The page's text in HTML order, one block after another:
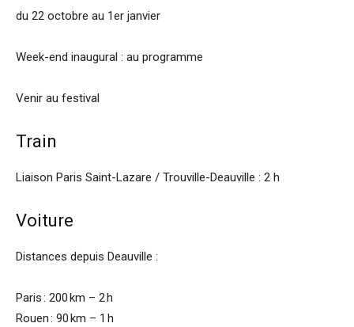
du 22 octobre au 1er janvier
Week-end inaugural : au programme
Venir au festival
Train
Liaison Paris Saint-Lazare / Trouville-Deauville : 2 h
Voiture
Distances depuis Deauville :
Paris : 200 km – 2 h
Rouen : 90 km – 1 h